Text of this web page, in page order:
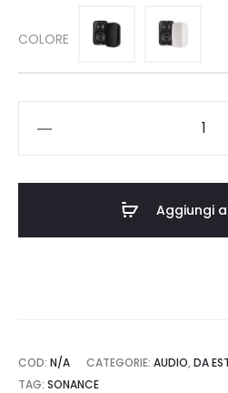
era:
€669,00.
COLORE
Aggiungi
COD: N/A CATEGORIE: AUDIO, DA
TAG: SONANCE